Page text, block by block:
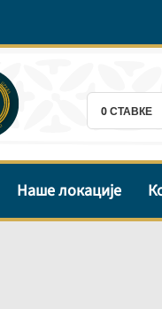
0СТАВКЕ
Наше локације